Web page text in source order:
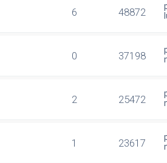
6 48872
0 37198
2 25472
1 23617